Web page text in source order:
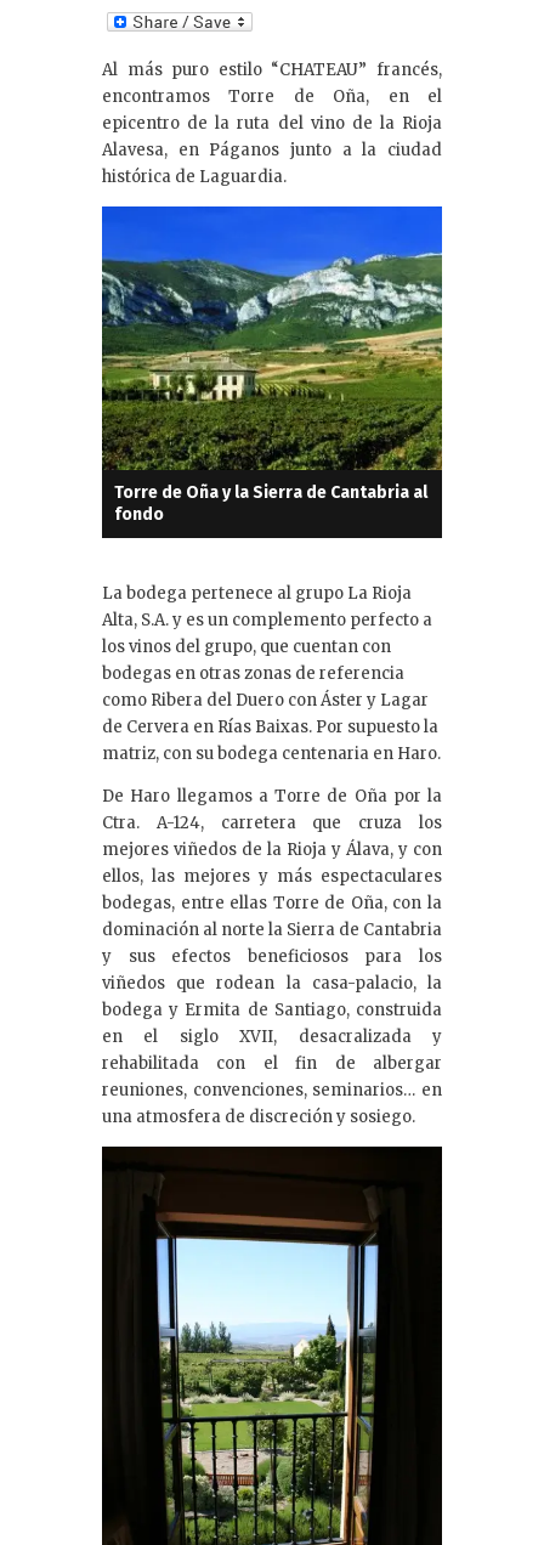
k
e
dI
n
Al más puro estilo “CHATEAU” francés,
encontramos Torre de Oña, en el
epicentro de la ruta del vino de la Rioja
Alavesa, en Páganos junto a la ciudad
histórica de Laguardia.
Torre de Oña y la Sierra de Cantabria al
fondo
La bodega pertenece al grupo La Rioja
Alta, S.A. y es un complemento perfecto a
los vinos del grupo, que cuentan con
bodegas en otras zonas de referencia
como Ribera del Duero con Áster y Lagar
de Cervera en Rías Baixas. Por supuesto la
matriz, con su bodega centenaria en Haro.
De Haro llegamos a Torre de Oña por la
Ctra. A-124, carretera que cruza los
mejores viñedos de la Rioja y Álava, y con
ellos, las mejores y más espectaculares
bodegas, entre ellas Torre de Oña, con la
dominación al norte la Sierra de Cantabria
y sus efectos beneficiosos para los
viñedos que rodean la casa-palacio, la
bodega y Ermita de Santiago, construida
en el siglo XVII, desacralizada y
rehabilitada con el fin de albergar
reuniones, convenciones, seminarios… en
una atmosfera de discreción y sosiego.